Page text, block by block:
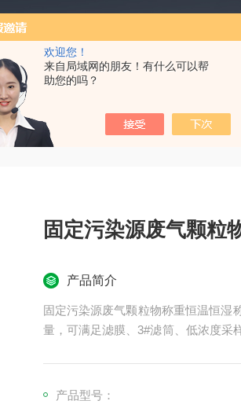
欢迎您！
来自局域网的朋友！有什么可以帮
助您的吗？
固定污染源废气颗粒
产品简介
固定污染源废气颗粒物称重恒温恒湿
量，可满足滤膜、3#滤筒、低浓度采
产品型号：